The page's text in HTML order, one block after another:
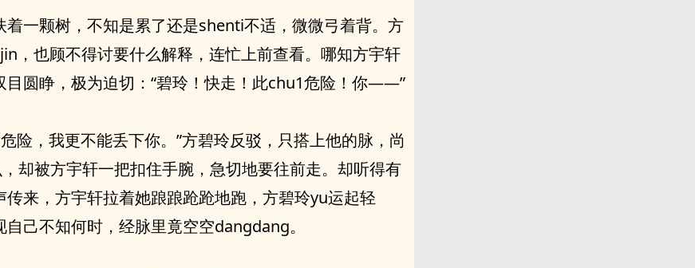
着一颗树，不知是累了还是shenti不适，微微弓着背。方
，也顾不得讨要什么解释，连忙上前查看。哪知方宇轩
目圆睁，极为迫切：“碧玲！快走！此chu1危险！你——”
险，我更不能丢下你。”方碧玲反驳，只搭上他的脉，尚
却被方宇轩一把扣住手腕，急切地要往前走。却听得有
传来，方宇轩拉着她踉踉跄跄地跑，方碧玲yu运起轻
己不知何时，经脉里竟空空dangdang。